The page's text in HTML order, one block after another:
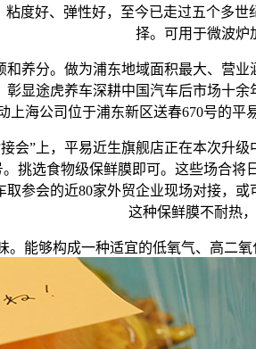
度好、弹性好，至今已走过五个多
择。可用于微波炉
分。做为浦东地域面积最大、营业
显途虎养车深耕中国汽车后市场十
上海公司位于浦东新区送春670号的平
”上，平易近生旗舰店正在本次升级
挑选食物级保鲜膜即可。这些场合
参会的近80家外贸企业现场对接，
这种保鲜膜不耐热，
够构成一种适宜的低氧气、高二氧